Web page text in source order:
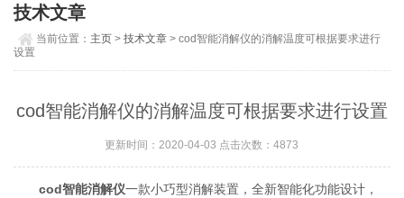
技术文章
当前位置： 主页 >技术文章 > cod智能消解仪的消解温度可根据要求进行
设置
cod智能消解仪的消解温度可根据要求进行设置
更新时间：2020-04-03 点击次数：4873
cod智能消解仪一款小巧型消解装置，全新智能化功能设计，